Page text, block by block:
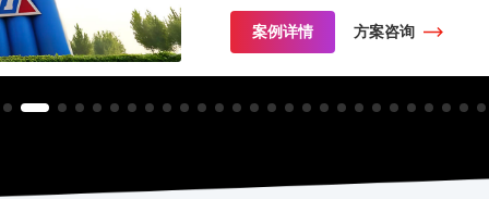
案例详情 方案咨询